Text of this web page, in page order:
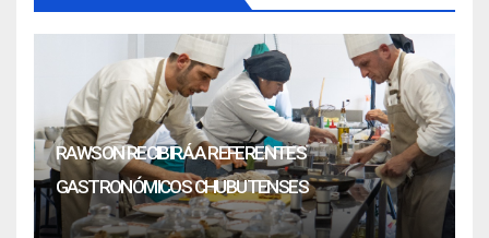
RAWSON RECIBIRÁ A REFERENTES
GASTRONÓMICOS CHUBUTENSES